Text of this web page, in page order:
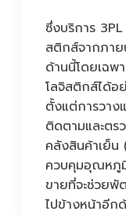
ซึ่งบริการ
สติกส์จากภา
ด้านนี้โดยเฉพ
โลจิสติกส์ได้อ
ตั้งแต่การวาง
ติดตามและตร
คลังสินค้าเย็น
ควบคุมอุณหภูมิ
ขายที่จะช่วยพั
ไปข้างหน้าอีก